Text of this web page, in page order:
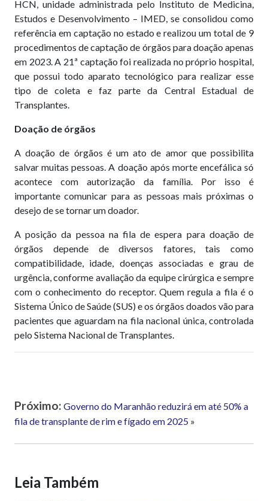
HCN, unidade administrada pelo Instituto de Medicina,
Estudos e Desenvolvimento – IMED, se consolidou como
referência em captação no estado e realizou um total de 9
procedimentos de captação de órgãos para doação apenas
em 2023. A 21ª captação foi realizada no próprio hospital,
que possui todo aparato tecnológico para realizar esse
tipo de coleta e faz parte da Central Estadual de
Transplantes.
Doação de órgãos
A doação de órgãos é um ato de amor que possibilita
salvar muitas pessoas. A doação após morte encefálica só
acontece com autorização da família. Por isso é
importante comunicar para as pessoas mais próximas o
desejo de se tornar um doador.
A posição da pessoa na fila de espera para doação de
órgãos depende de diversos fatores, tais como
compatibilidade, idade, doenças associadas e grau de
urgência, conforme avaliação da equipe cirúrgica e sempre
com o conhecimento do receptor. Quem regula a fila é o
Sistema Único de Saúde (SUS) e os órgãos doados vão para
pacientes que aguardam na fila nacional única, controlada
pelo Sistema Nacional de Transplantes.
Próximo: Governo do Maranhão reduzirá em até 50% a
fila de transplante de rim e fígado em 2025 »
Leia Também